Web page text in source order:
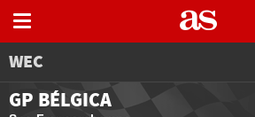
WEC
GP BÉLGICA